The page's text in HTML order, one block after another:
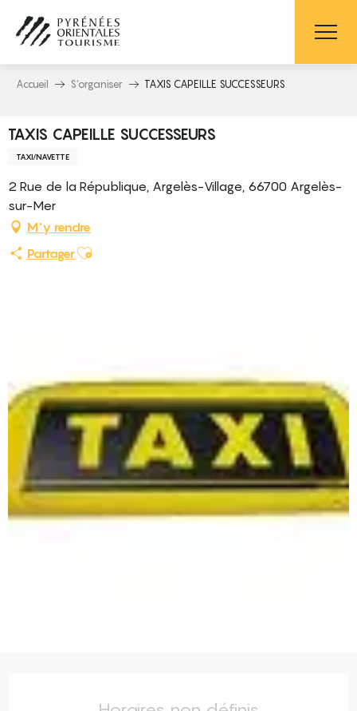
contenu
principal
Accueil S’organiser TAXIS CAPEILLE SUCCESSEURS
TAXIS CAPEILLE SUCCESSEURS
TAXI/NAVETTE
2 Rue de la République, Argelès-Village, 66700 Argelès-
sur-Mer
M'y rendre
PartagerAjouter aux favoris